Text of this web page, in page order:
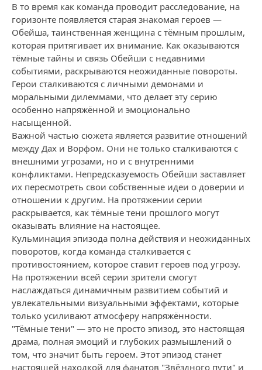
В то время как команда проводит расследование, на
горизонте появляется старая знакомая героев —
Обейша, таинственная женщина с тёмным прошлым,
которая притягивает их внимание. Как оказываются
тёмные тайны и связь Обейши с недавними
событиями, раскрываются неожиданные повороты.
Герои сталкиваются с личными демонами и
моральными дилеммами, что делает эту серию
особенно напряжённой и эмоционально
насыщенной.
Важной частью сюжета является развитие отношений
между Дax и Ворфом. Они не только сталкиваются с
внешними угрозами, но и с внутренними
конфликтами. Непредсказуемость Обейши заставляет
их пересмотреть свои собственные идеи о доверии и
отношении к другим. На протяжении серии
раскрывается, как тёмные тени прошлого могут
оказывать влияние на настоящее.
Кульминация эпизода полна действия и неожиданных
поворотов, когда команда сталкивается с
противостоянием, которое ставит героев под угрозу.
На протяжении всей серии зрители смогут
наслаждаться динамичным развитием событий и
увлекательными визуальными эффектами, которые
только усиливают атмосферу напряжённости.
"Тёмные тени" — это не просто эпизод, это настоящая
драма, полная эмоций и глубоких размышлений о
том, что значит быть героем. Этот эпизод станет
настоящей находкой для фанатов "Звёздного пути" и